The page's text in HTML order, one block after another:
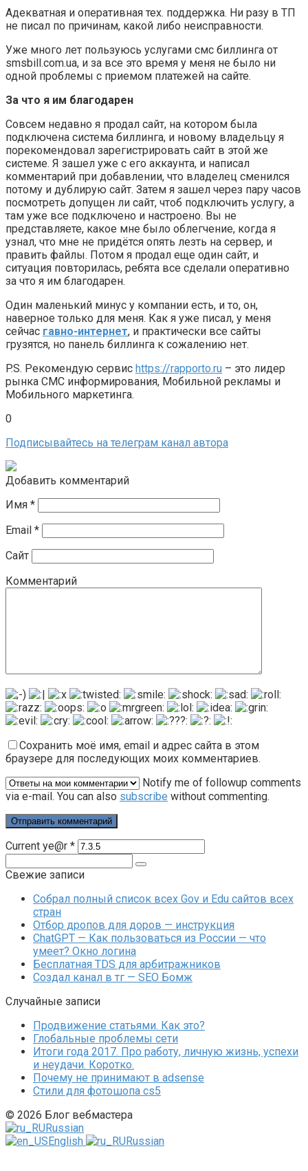
Адекватная и оперативная тех. поддержка. Ни разу в ТП
не писал по причинам, какой либо неисправности.
Уже много лет пользуюсь услугами смс биллинга от
smsbill.com.ua, и за все это время у меня не было ни
одной проблемы с приемом платежей на сайте.
За что я им благодарен
Совсем недавно я продал сайт, на котором была
подключена система биллинга, и новому владельцу я
порекомендовал зарегистрировать сайт в этой же
системе. Я зашел уже с его аккаунта, и написал
комментарий при добавлении, что владелец сменился
потому и дублирую сайт. Затем я зашел через пару часов
посмотреть допущен ли сайт, чтоб подключить услугу, а
там уже все подключено и настроено. Вы не
представляете, какое мне было облегчение, когда я
узнал, что мне не придётся опять лезть на сервер, и
править файлы. Потом я продал еще один сайт, и
ситуация повторилась, ребята все сделали оперативно
за что я им благодарен.
Один маленький минус у компании есть, и то, он,
наверное только для меня. Как я уже писал, у меня
сейчас гавно-интернет, и практически все сайты
грузятся, но панель биллинга к сожалению нет.
P.S. Рекомендую сервис https://rapporto.ru – это лидер
рынка СМС информирования, Мобильной рекламы и
Мобильного маркетинга.
0
Подписывайтесь на телеграм канал автора
Добавить комментарий
Имя *
Email *
Сайт
Комментарий
Сохранить моё имя, email и адрес сайта в этом
браузере для последующих моих комментариев.
Notify me of followup comments
via e-mail. You can also subscribe without commenting.
Current ye@r *
Свежие записи
Собрал полный список всех Gov и Edu сайтов всех
стран
Отбор дропов для доров — инструкция
ChatGPT — Как пользоваться из России — что
умеет? Окно логина
Бесплатная TDS для арбитражников
Создал канал в тг — SEO Бомж
Случайные записи
Продвижение статьями. Как это?
Глобальные проблемы сети
Итоги года 2017. Про работу, личную жизнь, успехи
и неудачи. Коротко.
Почему не принимают в adsense
Стили для фотошопа cs5
© 2026 Блог вебмастера
Russian
English
Russian